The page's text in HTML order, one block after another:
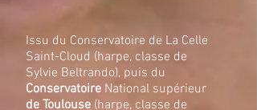
Issu du Conservatoire de La Celle
Saint-Cloud (harpe, classe de
Sylvie Beltrando), puis du
Conservatoire National supérieur
de Toulouse (harpe, classe de